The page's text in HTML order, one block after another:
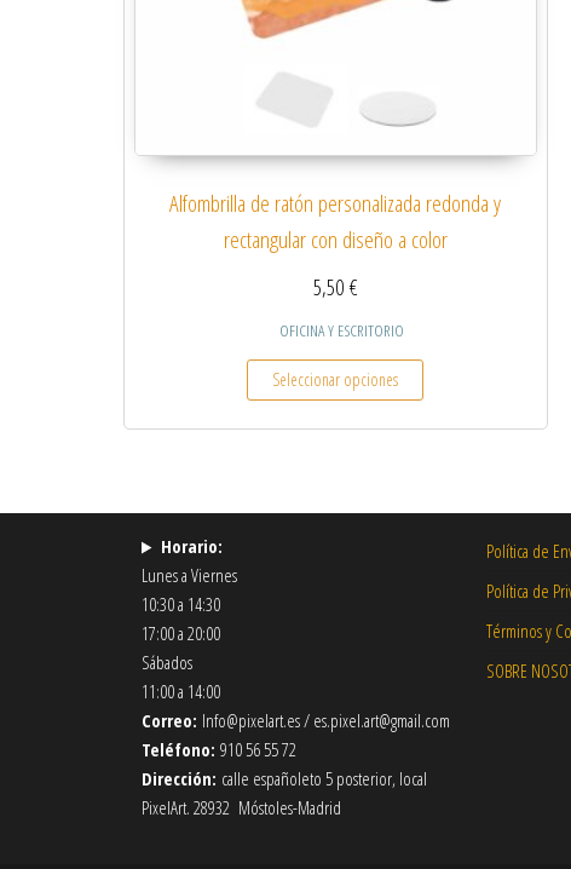
Alfombrilla de ratón personalizada redonda y
rectangular con diseño a color
5,50€
OFICINA Y ESCRITORIO
Seleccionar opciones
Este producto tiene
Horario:
Lunes a Viernes
10:30 a 14:30
17:00 a 20:00
Sábados
11:00 a 14:00
Correo: Info@pixelart.es / es.pixel.art@gmail.com
Teléfono: 910 56 55 72
Dirección: calle españoleto 5 posterior, local
PixelArt. 28932 Móstoles-Madrid
Política de
Política de
Términos y
SOBRE